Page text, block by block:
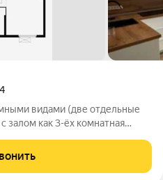
видами (две отдельные
комнатная
парк, с видами на Москву.
и